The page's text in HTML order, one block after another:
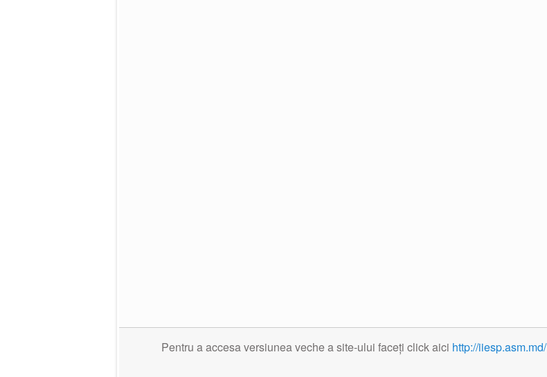
Pentru a accesa versiunea veche a site-ului faceți click aici http://iiesp.asm.md/